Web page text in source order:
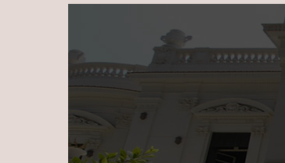
Skip to main content